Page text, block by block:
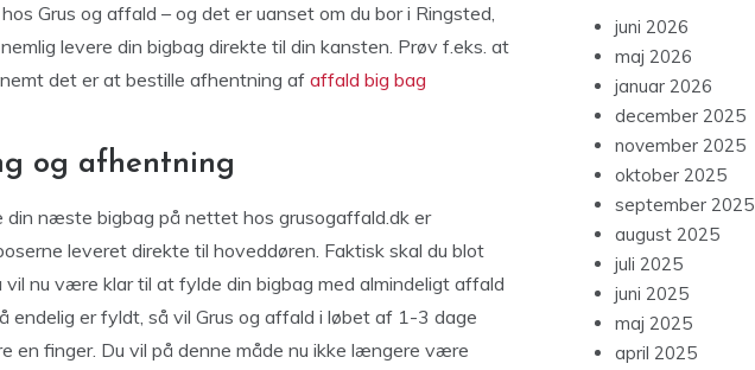
Grus og affald – og det er uanset om du bor i Ringsted,
levere din bigbag direkte til din kansten. Prøv f.eks. at
det er at bestille afhentning af affald big bag
og afhentning
næste bigbag på nettet hos grusogaffald.dk er
leveret direkte til hoveddøren. Faktisk skal du blot
nu være klar til at fylde din bigbag med almindeligt affald
endelig er fyldt, så vil Grus og affald i løbet af 1-3 dage
en finger. Du vil på denne måde nu ikke længere være
juni 2026
maj 2026
januar 2026
december 2025
november 2025
oktober 2025
september 2025
august 2025
juli 2025
juni 2025
maj 2025
april 2025